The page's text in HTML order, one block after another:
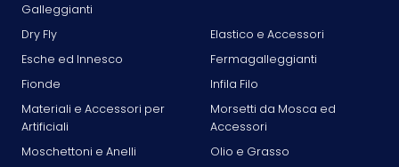
Galleggianti
Dry Fly
Elastico e Accessori
Esche ed Innesco
Fermagalleggianti
Fionde
Infila Filo
Materiali e Accessori per
Artificiali
Morsetti da Mosca ed
Accessori
Moschettoni e Anelli
Olio e Grasso